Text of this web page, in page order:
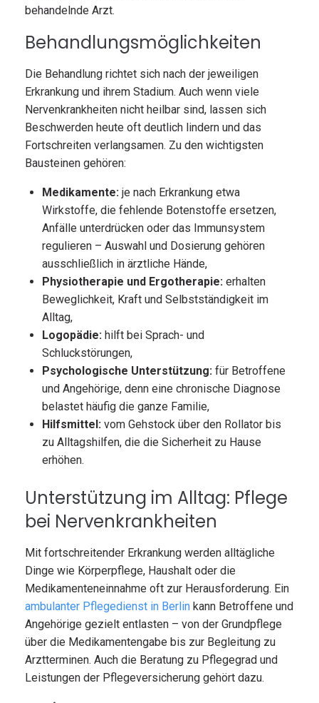
behandelnde Arzt.
Behandlungsmöglichkeiten
Die Behandlung richtet sich nach der jeweiligen
Erkrankung und ihrem Stadium. Auch wenn viele
Nervenkrankheiten nicht heilbar sind, lassen sich
Beschwerden heute oft deutlich lindern und das
Fortschreiten verlangsamen. Zu den wichtigsten
Bausteinen gehören:
Medikamente: je nach Erkrankung etwa
Wirkstoffe, die fehlende Botenstoffe ersetzen,
Anfälle unterdrücken oder das Immunsystem
regulieren – Auswahl und Dosierung gehören
ausschließlich in ärztliche Hände,
Physiotherapie und Ergotherapie: erhalten
Beweglichkeit, Kraft und Selbstständigkeit im
Alltag,
Logopädie: hilft bei Sprach- und
Schluckstörungen,
Psychologische Unterstützung: für Betroffene
und Angehörige, denn eine chronische Diagnose
belastet häufig die ganze Familie,
Hilfsmittel: vom Gehstock über den Rollator bis
zu Alltagshilfen, die die Sicherheit zu Hause
erhöhen.
Unterstützung im Alltag: Pflege
bei Nervenkrankheiten
Mit fortschreitender Erkrankung werden alltägliche
Dinge wie Körperpflege, Haushalt oder die
Medikamenteneinnahme oft zur Herausforderung. Ein
ambulanter Pflegedienst in Berlin kann Betroffene und
Angehörige gezielt entlasten – von der Grundpflege
über die Medikamentengabe bis zur Begleitung zu
Arztterminen. Auch die Beratung zu Pflegegrad und
Leistungen der Pflegeversicherung gehört dazu.